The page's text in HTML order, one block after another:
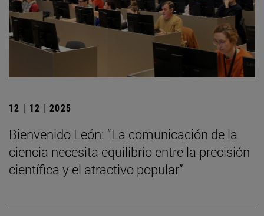
12 | 12 | 2025
Bienvenido León: “La comunicación de la
ciencia necesita equilibrio entre la precisión
científica y el atractivo popular”